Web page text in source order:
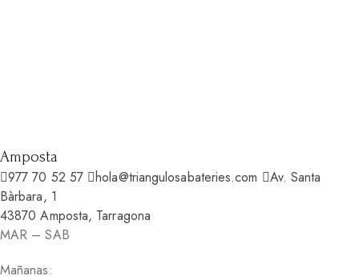
Amposta
977 70 52 57 hola@triangulosabateries.com
Av. Santa
Bàrbara, 1
43870 Amposta, Tarragona
MAR – SAB
Mañanas: